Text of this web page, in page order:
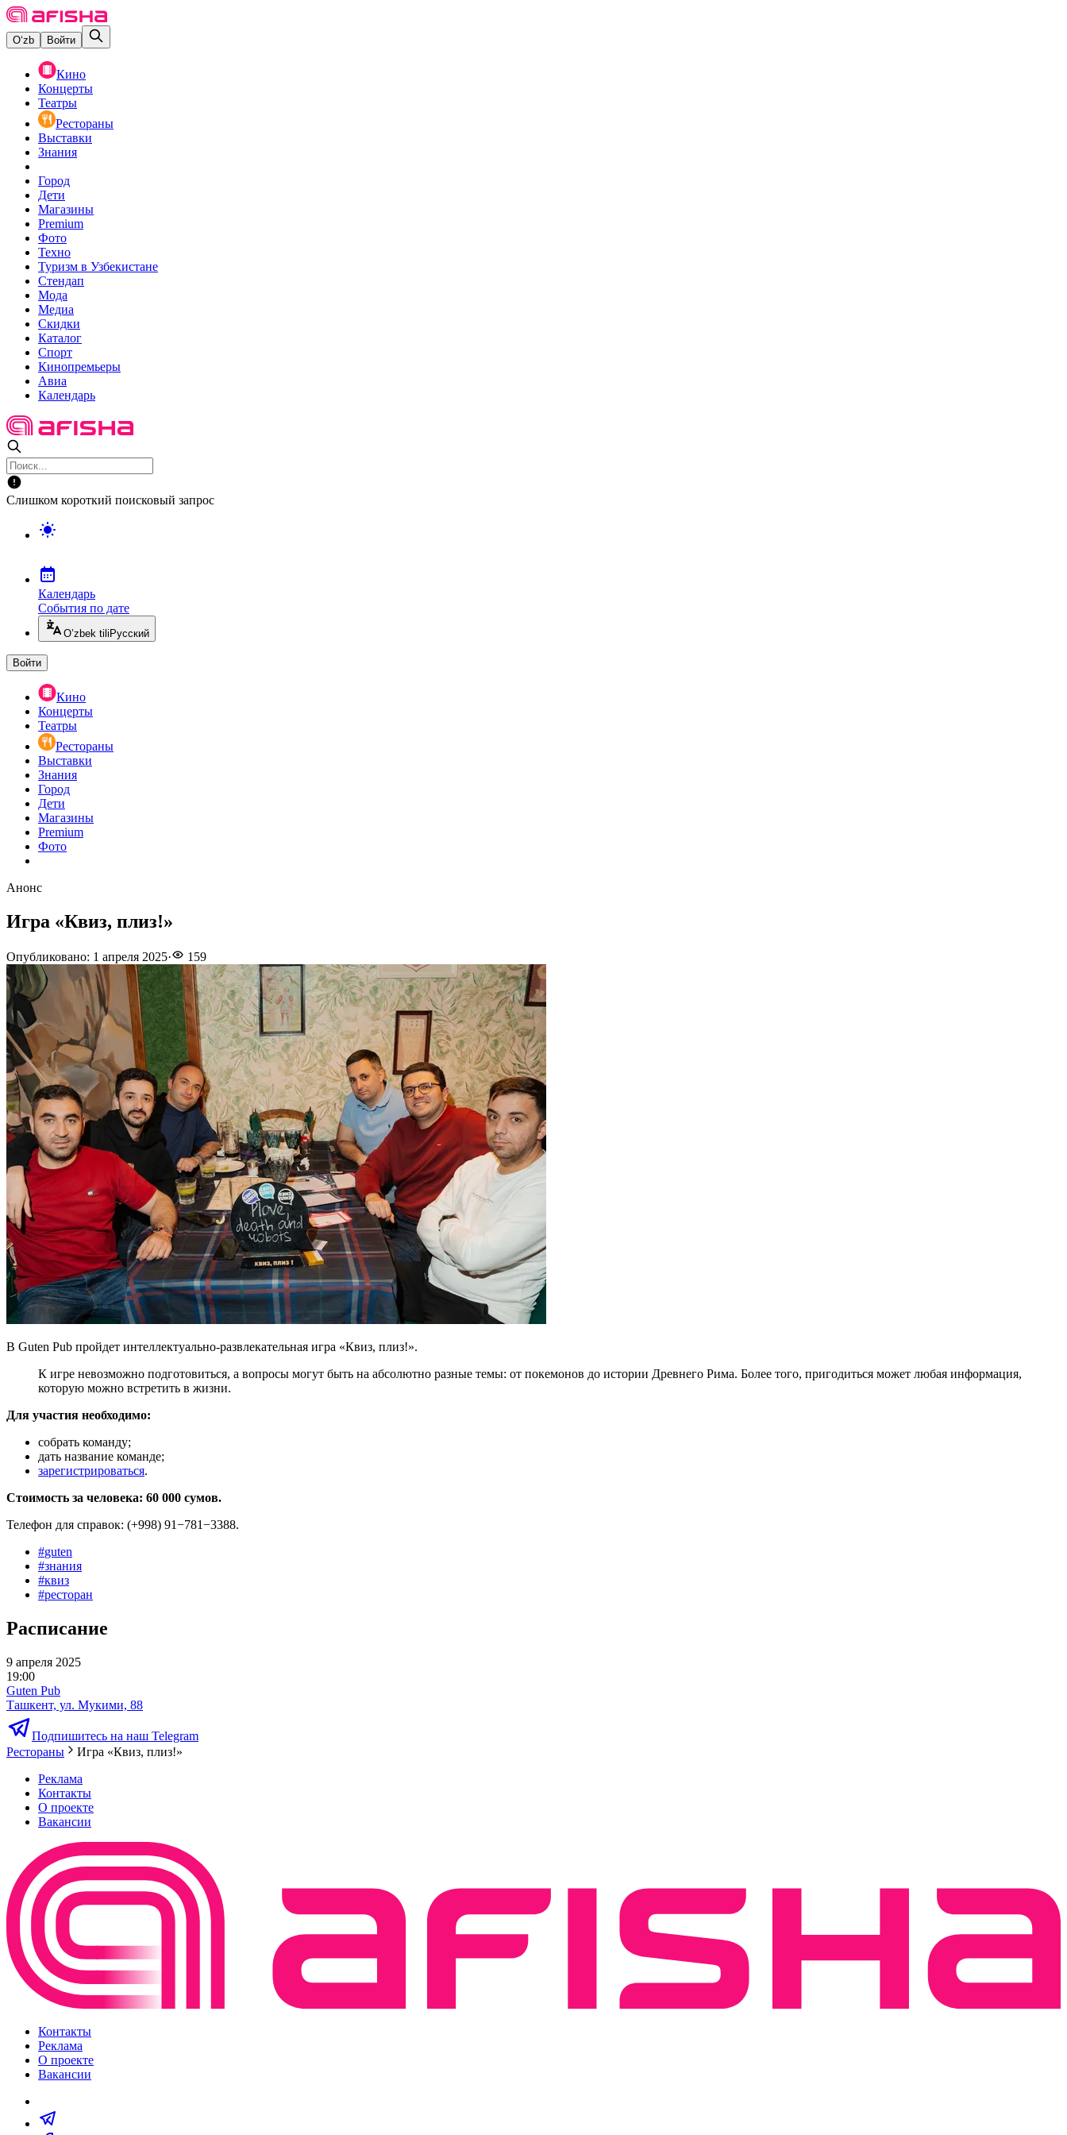
O‘zb Войти
Кино
Концерты
Театры
Рестораны
Выставки
Знания
Город
Дети
Магазины
Premium
Фото
Техно
Туризм в Узбекистане
Стендап
Мода
Медиа
Скидки
Каталог
Спорт
Кинопремьеры
Авиа
Календарь
Слишком короткий поисковый запрос
Календарь
События по дате
O’zbek tili Русский
Войти
Кино
Концерты
Театры
Рестораны
Выставки
Знания
Город
Дети
Магазины
Premium
Фото
Анонс
Игра «Квиз, плиз!»
Опубликовано: 1 апреля 2025· 159
В Guten Pub пройдет интеллектуально-развлекательная игра «Квиз, плиз!».
К игре невозможно подготовиться, а вопросы могут быть на абсолютно разные темы: от покемонов до истории Древнего Рима. Более того, пригодиться может любая информация,
которую можно встретить в жизни.
Для участия необходимо:
собрать команду;
дать название команде;
зарегистрироваться.
Стоимость за человека: 60 000 сумов.
Телефон для справок: (+998) 91−781−3388.
#guten
#знания
#квиз
#ресторан
Расписание
9 апреля 2025
19:00
Guten Pub
Ташкент, ул. Мукими, 88
Подпишитесь на наш Telegram
Рестораны
Игра «Квиз, плиз!»
Реклама
Контакты
О проекте
Вакансии
Контакты
Реклама
О проекте
Вакансии